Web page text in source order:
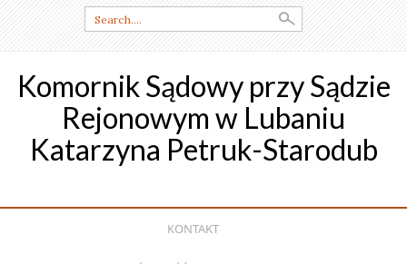
Search
for:
Komornik Sądowy przy Sądzie
Rejonowym w Lubaniu
Katarzyna Petruk-Starodub
KONTAKT